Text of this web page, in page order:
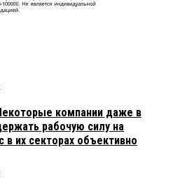
компании даже в
рабочую силу на
в их секторах объективно